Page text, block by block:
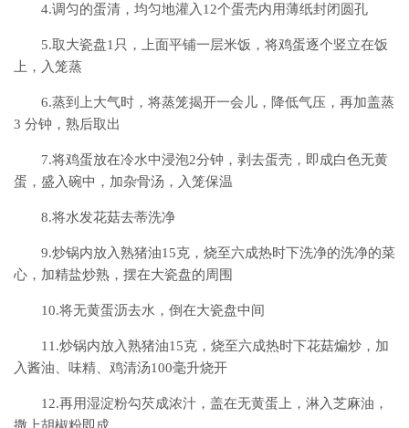
4.调匀的蛋清，均匀地灌入12个蛋壳内用薄纸封闭圆孔
5.取大瓷盘1只，上面平铺一层米饭，将鸡蛋逐个竖立在饭
上，入笼蒸
6.蒸到上大气时，将蒸笼揭开一会儿，降低气压，再加盖蒸
3 分钟，熟后取出
7.将鸡蛋放在冷水中浸泡2分钟，剥去蛋壳，即成白色无黄
蛋，盛入碗中，加杂骨汤，入笼保温
8.将水发花菇去蒂洗净
9.炒锅内放入熟猪油15克，烧至六成热时下洗净的洗净的菜
心，加精盐炒熟，摆在大瓷盘的周围
10.将无黄蛋沥去水，倒在大瓷盘中间
11.炒锅内放入熟猪油15克，烧至六成热时下花菇煸炒，加
入酱油、味精、鸡清汤100毫升烧开
12.再用湿淀粉勾芡成浓汁，盖在无黄蛋上，淋入芝麻油，